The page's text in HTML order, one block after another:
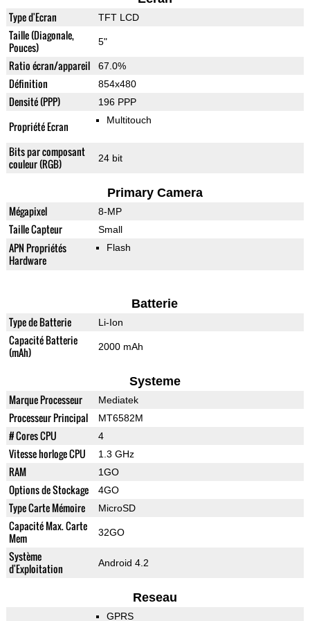
Type d'Ecran TFT LCD
Taille (Diagonale,
Pouces)
5"
Ratio écran/appareil 67.0%
Définition 854x480
Densité (PPP) 196 PPP
Propriété Ecran Multitouch
Bits par composant
couleur (RGB)
24 bit
Primary Camera
Mégapixel 8-MP
Taille Capteur Small
APN Propriétés
Hardware
Flash
Batterie
Type de Batterie Li-Ion
Capacité Batterie
(mAh)
2000 mAh
Systeme
Marque Processeur Mediatek
Processeur Principal MT6582M
# Cores CPU 4
Vitesse horloge CPU 1.3 GHz
RAM 1GO
Options de Stockage 4GO
Type Carte Mémoire MicroSD
Capacité Max. Carte
Mem
32GO
Système
d'Exploitation
Android 4.2
Reseau
GPRS